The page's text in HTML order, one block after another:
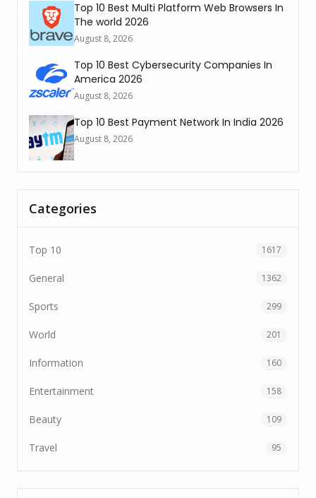
Top 10 Best Multi Platform Web Browsers In
The world 2026
August 8, 2026
Top 10 Best Cybersecurity Companies In
America 2026
August 8, 2026
Top 10 Best Payment Network In India 2026
August 8, 2026
Categories
Top 10 1617
General 1362
Sports 299
World 201
Information 160
Entertainment 158
Beauty 109
Travel 95